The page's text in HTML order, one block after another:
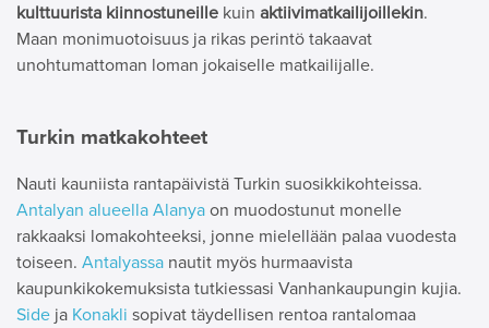
kulttuurista kiinnostuneille kuin aktiivimatkailijoillekin.
Maan monimuotoisuus ja rikas perintö takaavat
unohtumattoman loman jokaiselle matkailijalle.
Turkin matkakohteet
Nauti kauniista rantapäivistä Turkin suosikkikohteissa.
Antalyan alueella Alanya on muodostunut monelle
rakkaaksi lomakohteeksi, jonne mielellään palaa vuodesta
toiseen. Antalyassa nautit myös hurmaavista
kaupunkikokemuksista tutkiessasi Vanhankaupungin kujia.
Side ja Konakli sopivat täydellisen rentoa rantalomaa